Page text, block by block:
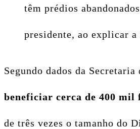
têm prédios
presidente, ao explicar
Segundo dados da
beneficiar cerca de 400 mil
de três vezes o tamanho do